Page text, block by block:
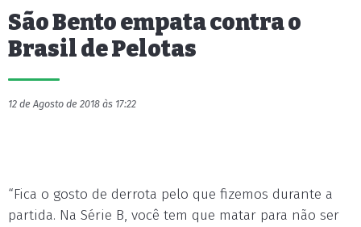
São Bento empata contra o
Brasil de Pelotas
12 de Agosto de 2018 às 17:22
“Fica o gosto de derrota pelo que fizemos durante a
partida. Na Série B, você tem que matar para não ser